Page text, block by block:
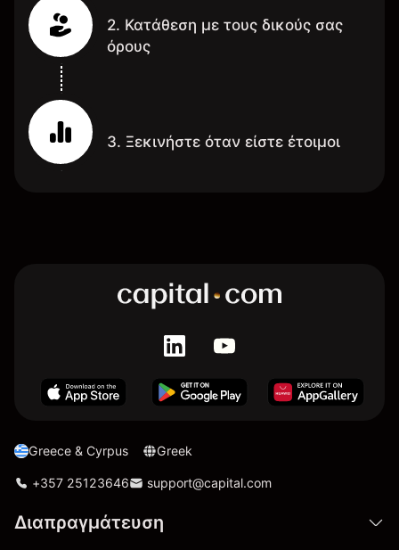
2. Κατάθεση με τους δικούς σας
όρους
3. Ξεκινήστε όταν είστε έτοιμοι
Greece & Cyrpus Greek
+357 25123646 support@capital.com
Διαπραγμάτευση